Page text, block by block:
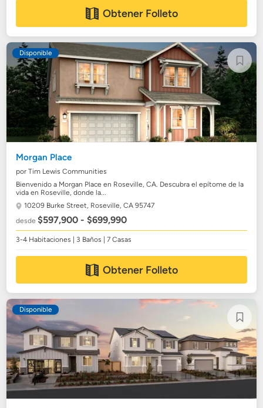
Obtener Folleto
Disponible
Morgan Place
por Tim Lewis Communities
Bienvenido a Morgan Place en Roseville, CA. Descubra el epítome de la
vida en Roseville, donde la...
10209 Burke Street, Roseville, CA 95747
desde$597,900 - $699,990
3-4 Habitaciones | 3 Baños | 7 Casas
Obtener Folleto
Disponible